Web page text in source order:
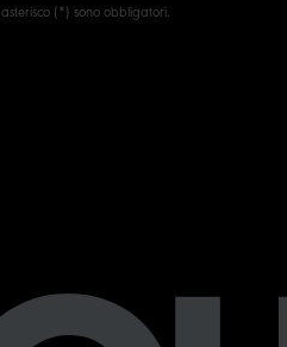
(*) sono obbligatori.